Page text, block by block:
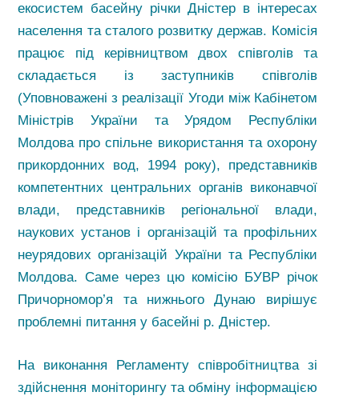
екосистем басейну річки Дністер в інтересах
населення та сталого розвитку держав. Комісія
працює під керівництвом двох співголів та
складається із заступників співголів
(Уповноважені з реалізації Угоди між Кабінетом
Міністрів України та Урядом Республіки
Молдова про спільне використання та охорону
прикордонних вод, 1994 року), представників
компетентних центральних органів виконавчої
влади, представників регіональної влади,
наукових установ і організацій та профільних
неурядових організацій України та Республіки
Молдова. Саме через цю комісію БУВР річок
Причорномор’я та нижнього Дунаю вирішує
проблемні питання у басейні р. Дністер.
На виконання Регламенту співробітництва зі
здійснення моніторингу та обміну інформацією